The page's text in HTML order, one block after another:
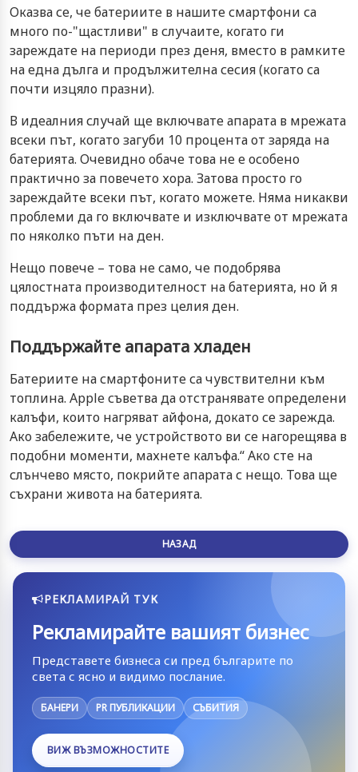
Оказва се, че батериите в нашите смартфони са
много по-"щастливи" в случаите, когато ги
зареждате на периоди през деня, вместо в рамките
на една дълга и продължителна сесия (когато са
почти изцяло празни).
В идеалния случай ще включвате апарата в мрежата
всеки път, когато загуби 10 процента от заряда на
батерията. Очевидно обаче това не е особено
практично за повечето хора. Затова просто го
зареждайте всеки път, когато можете. Няма никакви
проблеми да го включвате и изключвате от мрежата
по няколко пъти на ден.
Нещо повече – това не само, че подобрява
цялостната производителност на батерията, но й я
поддържа формата през целия ден.
Поддържайте апарата хладен
Батериите на смартфоните са чувствителни към
топлина. Apple съветва да отстранявате определени
калъфи, които нагряват айфона, докато се зарежда.
Ако забележите, че устройството ви се нагорещява в
подобни моменти, махнете калъфа.“ Ако сте на
слънчево място, покрийте апарата с нещо. Това ще
съхрани живота на батерията.
НАЗАД
РЕКЛАМИРАЙ ТУК
Рекламирайте вашият бизнес
Представете бизнеса си пред българите по
света с ясно и видимо послание.
БАНЕРИ PR ПУБЛИКАЦИИ СЪБИТИЯ
ВИЖ ВЪЗМОЖНОСТИТЕ